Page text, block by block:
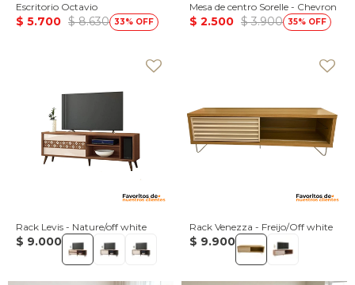
Escritorio Octavio
$ 5.700 $ 8.630 33
Mesa de centro Sorelle - Chevron
$ 2.500 $ 3.900 35
Rack Levis - Nature/off white
$ 9.000
Rack Venezza - Freijo/Off white
$ 9.900